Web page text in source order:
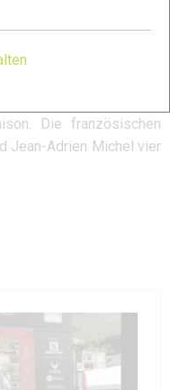
finishte letztendlich
in diesem Jahr in
der Sieg hier in seiner
Die französischen
Jean-Adrien Michel vier